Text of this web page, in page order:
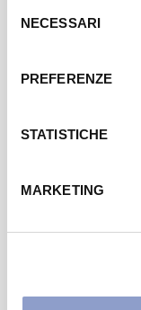
delNECESSARI
PREFERENZE
STATISTICHE
MARKETING